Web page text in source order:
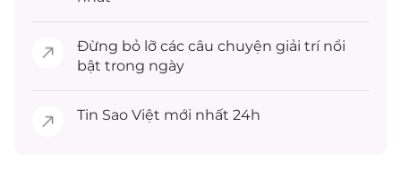
Đừng bỏ lỡ các câu chuyện giải trínổi
bật trong ngày
Tin Sao Việt mới nhất 24h